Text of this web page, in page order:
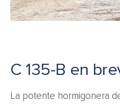
C 135-B en
La potente hormigonera